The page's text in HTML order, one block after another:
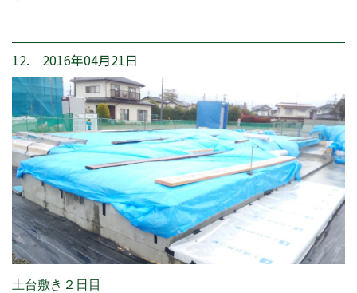
12. 2016年04月21日
土台敷き２日目